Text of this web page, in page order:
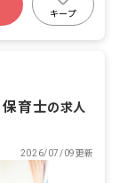
完備
キープ
保育士の求人
2026/07/09更新